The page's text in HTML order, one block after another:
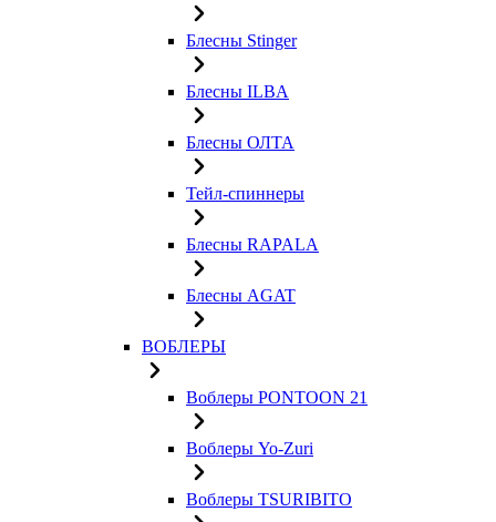
Блесны Stinger
Блесны ILBA
Блесны ОЛТА
Тейл-спиннеры
Блесны RAPALA
Блесны AGAT
ВОБЛЕРЫ
Воблеры PONTOON 21
Воблеры Yo-Zuri
Воблеры TSURIBITO